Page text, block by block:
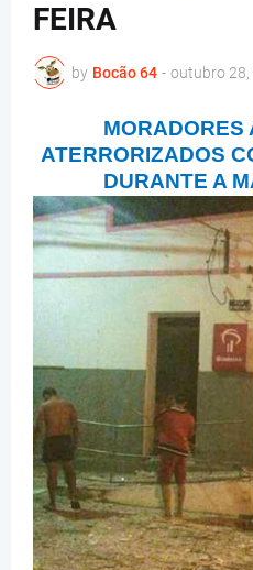
FEIRA
by Bocão 64 - outubro 28,
MORADORES
ATERRORIZADOS
DURANTE A